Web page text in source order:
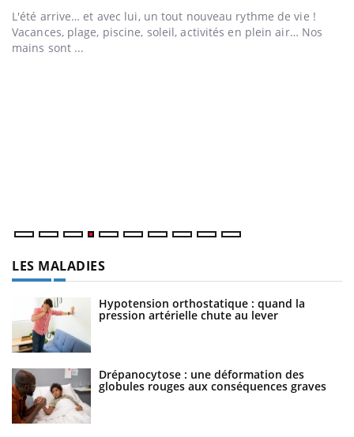
L'été arrive… et avec lui, un tout nouveau rythme de vie !
Vacances, plage, piscine, soleil, activités en plein air… Nos
mains sont ...
LES MALADIES
Hypotension orthostatique : quand la
pression artérielle chute au lever
Drépanocytose : une déformation des
globules rouges aux conséquences graves